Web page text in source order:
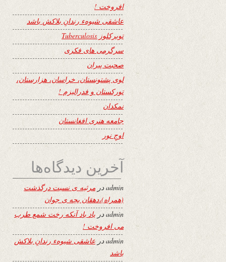
افروخت !
عاشقی شیوهء رندانِ بلاکش باشد
توبرکلوز Tuberculosis
سرگرمی های فکری
صحبت پیران
لوی پشتونستان، خراسان، هزارستان،
تورکستان و فدرالیزم !
نمکدان
جامعه هنری افغانستان
اوجِ نور
آخرین دیدگاه‌ها
adminدر مرثیه ی نسبت درگذشت
(همراه)،دهقان بچه ی جوان
admin در یاد باد آنکه رخت شمع طرب
می افروخت !
adminدر عاشقی شیوهء رندانِ بلاکش
باشد